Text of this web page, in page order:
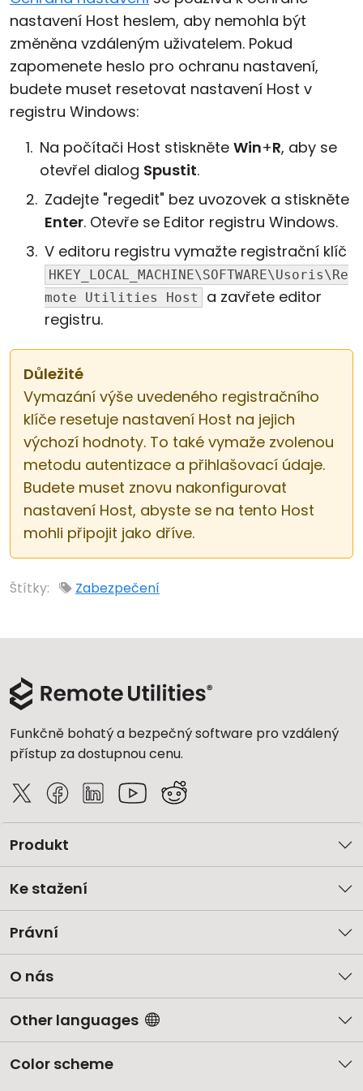
nastavení Host heslem, aby nemohla být
změněna vzdáleným uživatelem. Pokud
zapomenete heslo pro ochranu nastavení,
budete muset resetovat nastavení Host v
registru Windows:
Na počítači Host stiskněte Win+R, aby se
otevřel dialog Spustit.
Zadejte "regedit" bez uvozovek a stiskněte
Enter. Otevře se Editor registru Windows.
V editoru registru vymažte registrační klíč
HKEY_LOCAL_MACHINE\SOFTWARE\Usoris\Re
mote Utilities Host
a zavřete editor
registru.
Důležité
Vymazání výše uvedeného registračního
klíče resetuje nastavení Host na jejich
výchozí hodnoty. To také vymaže zvolenou
metodu autentizace a přihlašovací údaje.
Budete muset znovu nakonfigurovat
nastavení Host, abyste se na tento Host
mohli připojit jako dříve.
Štítky: Zabezpečení
Funkčně bohatý a bezpečný software pro vzdálený
přístup za dostupnou cenu.
Produkt
Ke stažení
Právní
O nás
Other languages
Color scheme
Cloud a on-premise